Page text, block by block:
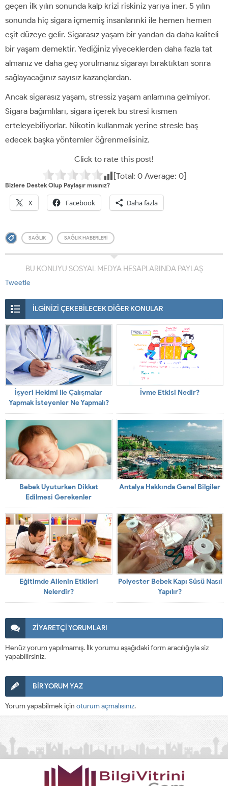
geçen ilk yılın sonunda kalp krizi riskiniz yarıya iner. 5 yılın
sonunda hiç sigara içmemiş insanlarınki ile hemen hemen
eşit düzeye gelir. Sigarasız yaşam bir yandan da daha kaliteli
bir yaşam demektir. Yediğiniz yiyeceklerden daha fazla tat
almanız ve daha geç yorulmanız sigarayı bıraktıktan sonra
sağlayacağınız sayısız kazançlardan.
Ancak sigarasız yaşam, stressiz yaşam anlamına gelmiyor.
Sigara bağımlıları, sigara içerek bu stresi kısmen
erteleyebiliyorlar. Nikotin kullanmak yerine stresle baş
edecek başka yöntemler öğrenmelisiniz.
Click to rate this post!
[Total: 0Average: 0]
Bizlere Destek Olup Paylaşır mısınız?
X Facebook Daha fazla
SAĞLIK SAĞLIK HABERLERI
BU KONUYU SOSYAL MEDYA HESAPLARINDA PAYLAŞ
Tweetle
İLGİNİZİ ÇEKEBİLECEK DİĞER KONULAR
İşyeri Hekimi ile Çalışmalar
Yapmak İsteyenler Ne Yapmalı?
İvme Etkisi Nedir?
Bebek Uyuturken Dikkat
Edilmesi Gerekenler
Antalya Hakkında Genel Bilgiler
Eğitimde Ailenin Etkileri
Nelerdir?
Polyester Bebek Kapı Süsü Nasıl
Yapılır?
ZİYARETÇİ YORUMLARI
Henüz yorum yapılmamış. İlk yorumu aşağıdaki form aracılığıyla siz
yapabilirsiniz.
BİR YORUM YAZ
Yorum yapabilmek için oturum açmalısınız.